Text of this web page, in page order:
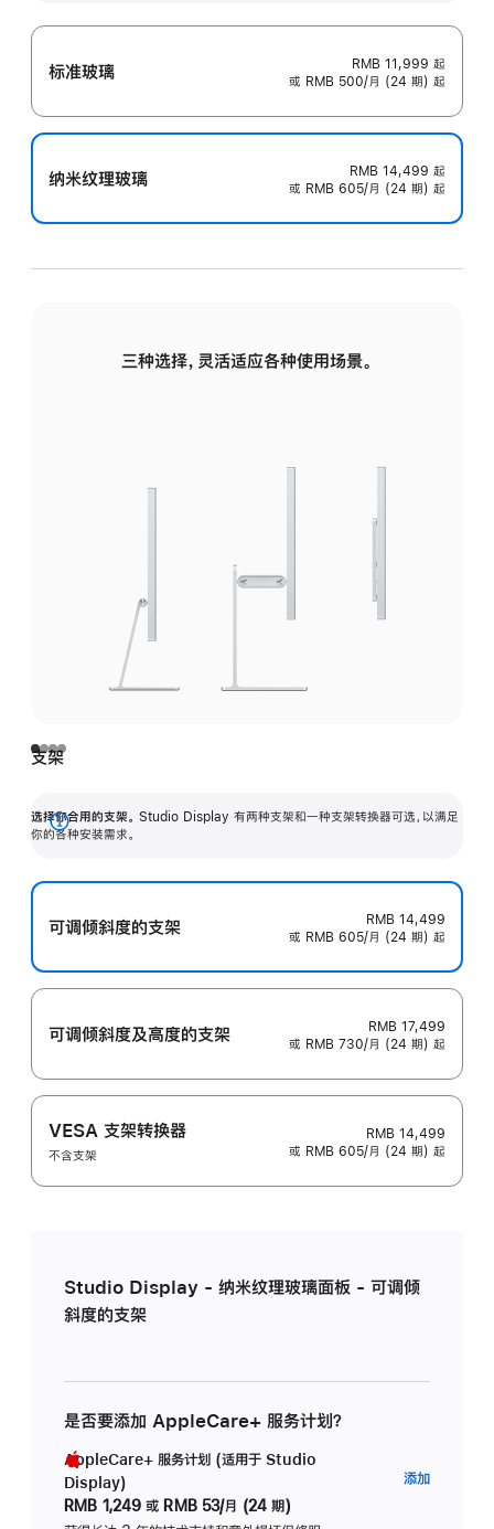
标准玻璃 RMB 11,999 起
或 RMB 500/月 (24 期) 起
纳米纹理玻璃 RMB 14,499 起
或 RMB 605/月 (24 期) 起
三种选择，灵活适应各种使用场景。
支架
选择你合用的支架。 Studio Display 有两种支架和一种支架转换器可选，以满足
你的各种安装需求。
展
可调倾斜度的支架
RMB 14,499
或 RMB 605/月 (24 期) 起
可调倾斜度及高‍度的支‍架
RMB 17,499
或 RMB 730/月 (24 期) 起
VESA 支架转换器
不含支架
RMB 14,499
或 RMB 605/月 (24 期) 起
Studio Display - 纳米纹理玻璃面板 - 可调倾
斜度的支架
是否要添加 AppleCare+ 服务计划？
AppleCare+ 服务计划 (适用于 Studio
Display)
RMB 1,249 或 RMB 53/月 (24 期)
添加